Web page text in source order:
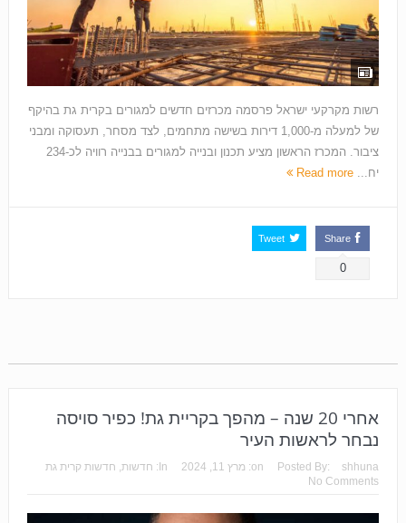
רשות מקרקעי ישראל פרסמה מכרזים חדשים למגורים בקרית גת בהיקף
של למעלה מ-1,000 דירות בשישה מתחמים, לצד מסחר, תעסוקה ומבני
ציבור. המכרז הראשון מציע תכנון ובנייה למגורים בבנייה רוויה לכ-234
יח... Read more
Share
0
Tweet
אחרי 20 שנה – מהפך בקריית גת! כפיר סויסה
נבחר לראשות העיר
Posted By: shhuna
on: מרץ 11, 2024 In: חדשות, חדשות קרית גת
No Comments